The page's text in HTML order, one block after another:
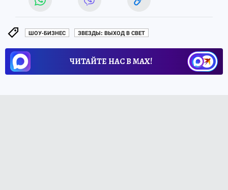
ШОУ-БИЗНЕС ЗВЕЗДЫ: ВЫХОД В СВЕТ
ЧИТАЙТЕ НАС В МАХ!